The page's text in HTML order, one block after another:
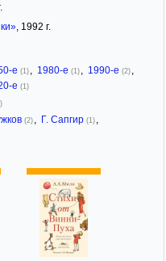
, 1992 г.
е (1) 1980-е (1) 1990-е (2)
е (1)
(2) Г. Сапгир (1)